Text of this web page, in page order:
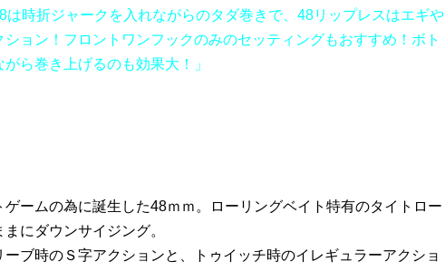
は時折ジャークを入れながらのタダ巻きで、48リップレスはエギや
ョン！フロントワンフックのみのセッティングもおすすめ！ボト
ら巻き上げるのも効果大！」
ゲームの為に誕生した48ｍｍ。ローリングベイト特有のタイトロー
にダウンサイジング。
ーブ時のＳ字アクションと、トゥイッチ時のイレギュラーアクショ